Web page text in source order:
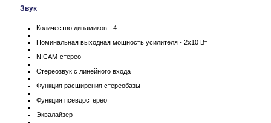
Звук
Количество динамиков - 4
Номинальная выходная мощность усилителя - 2x10 Вт
NICAM-стерео
Стереозвук с линейного входа
Функция расширения стереобазы
Функция псевдостерео
Эквалайзер